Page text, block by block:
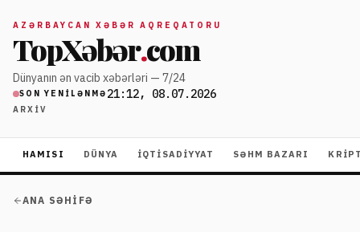
AZƏRBAYCAN XƏBƏR AQREQATORU
TopXəbər.com
Dünyanın ən vacib xəbərləri — 7/24
SON YENILƏNMƏ 21:12, 08.07.2026
ARXIV
HAMISI DÜNYA İQTISADIYYAT SƏHM BAZARI
ANA SƏHIFƏ